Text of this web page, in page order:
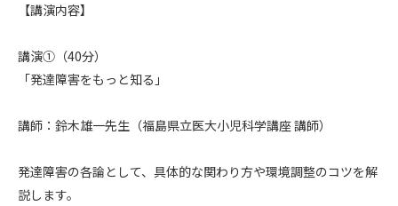
【講演内容】
講演①（40分）
「発達障害をもっと知る」
講師：鈴木雄一先生（福島県立医大小児科学講座 講師）
発達障害の各論として、具体的な関わり方や環境調整のコツを解
説します。